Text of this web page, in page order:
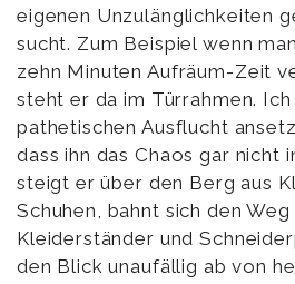
eigenen Unzulänglichkeiten
sucht. Zum Beispiel wenn
zehn Minuten Aufräum-Zeit
steht er da im Türrahmen.
pathetischen Ausflucht
dass ihn das Chaos gar nicht
steigt er über den Berg aus
Schuhen, bahnt sich den Weg
Kleiderständer und
den Blick unaufällig ab von